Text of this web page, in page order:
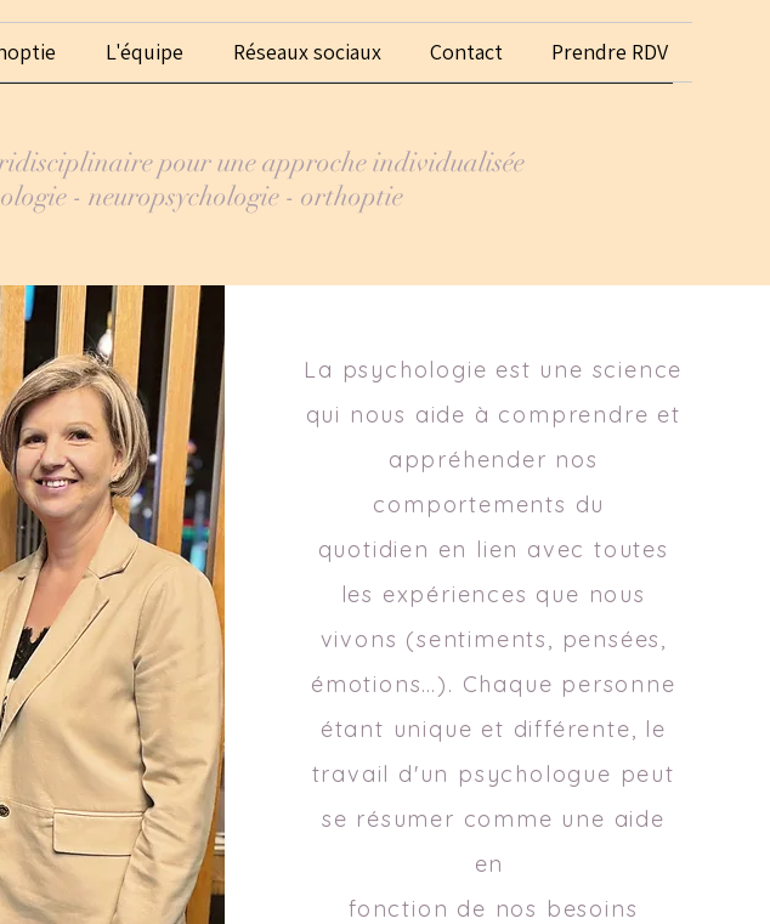
L'équipe Réseaux sociaux Contact Prendre RDV
pour une approche individualisée
- neuropsychologie - orthoptie
La psychologie est une science
qui nous aide à comprendre et
appréhender nos
comportements du
quotidien en lien avec toutes
les expériences que nous
vivons (sentiments, pensées,
émotions…). Chaque personne
étant unique et différente, le
travail d'un psychologue peut
se résumer comme une aide
en
fonction de nos besoins